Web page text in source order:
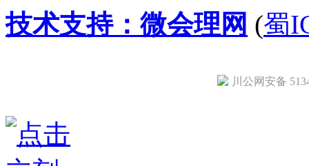
技术支持：微会理网 (蜀
川公网安备